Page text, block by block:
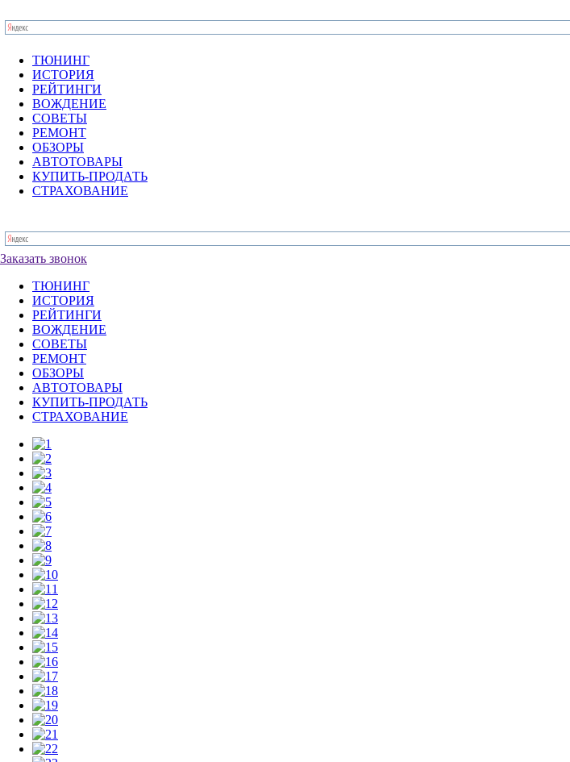
ТЮНИНГ
ИСТОРИЯ
РЕЙТИНГИ
ВОЖДЕНИЕ
СОВЕТЫ
РЕМОНТ
ОБЗОРЫ
АВТОТОВАРЫ
КУПИТЬ-ПРОДАТЬ
СТРАХОВАНИЕ
Заказать звонок
ТЮНИНГ
ИСТОРИЯ
РЕЙТИНГИ
ВОЖДЕНИЕ
СОВЕТЫ
РЕМОНТ
ОБЗОРЫ
АВТОТОВАРЫ
КУПИТЬ-ПРОДАТЬ
СТРАХОВАНИЕ